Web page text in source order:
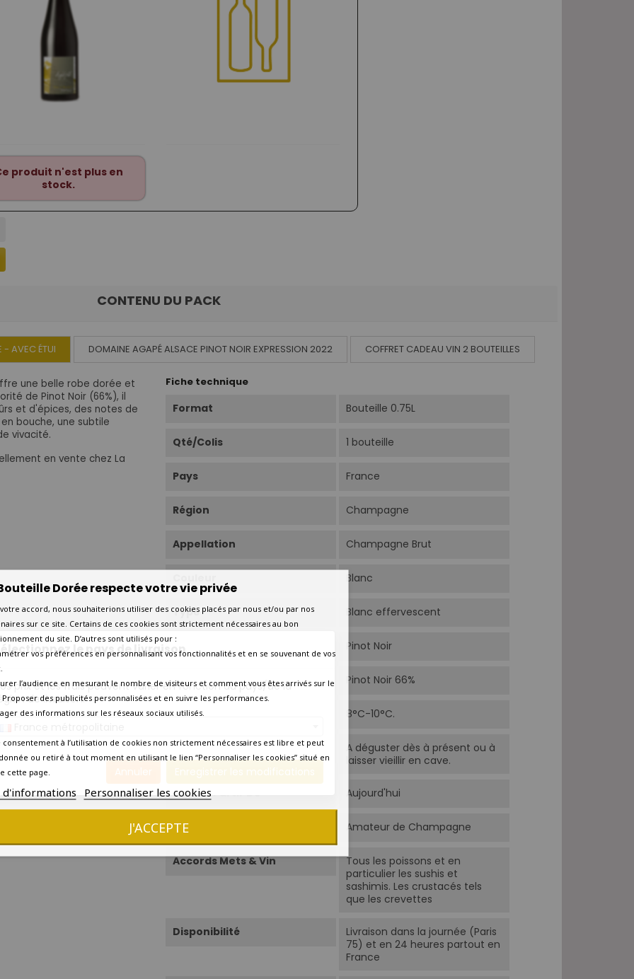
le pays de livraison
prix et les frais peuvent varier en fonction du pays/de la
de livraison.
Annuler Enregistrer les modifications
produit n'est plus en
stock.
CONTENU DU PACK
- AVEC ÉTUI DOMAINE AGAPÉ ALSACE PINOT NOIR EXPRESSION 2022 COFFRET CADEAU VIN 2 BOUTEILLES
une belle robe dorée et
de Pinot Noir (66%), il
et d'épices, des notes de
bouche, une subtile
vivacité.
en vente chez La
Fiche technique
Format Bouteille 0.75L
Qté/Colis 1 bouteille
Pays France
Région Champagne
Appellation Champagne Brut
Blanc
Type Blanc effervescent
Cépage Dominant Pinot Noir
Cépages Pinot Noir 66%
Température De Service 8°C-10°C.
Durée De Conservation
A déguster dès à présent ou à
laisser vieillir en cave.
Boire À Partir De Aujourd'hui
Amateur Amateur de Champagne
Accords Mets & Vin
Tous les poissons et en
particulier les sushis et
sashimis. Les crustacés tels
que les crevettes
Disponibilité
Livraison dans la journée (Paris
75) et en 24 heures partout en
France
Dorée respecte votre vie privée
accord, nous souhaiterions utiliser des cookies placés par nous et/ou par nos
sur ce site. Certains de ces cookies sont strictement nécessaires au bon
du site. D’autres sont utilisés pour :
vos préférences en personnalisant vos fonctionnalités et en se souvenant de vos
l’audience en mesurant le nombre de visiteurs et comment vous êtes arrivés sur le
Proposer des publicités personnalisées et en suivre les performances.
des informations sur les réseaux sociaux utilisés.
consentement à l’utilisation de cookies non strictement nécessaires est libre et peut
ou retiré à tout moment en utilisant le lien “Personnaliser les cookies” situé en
cette page.
d'informations Personnaliser les cookies
J'ACCEPTE